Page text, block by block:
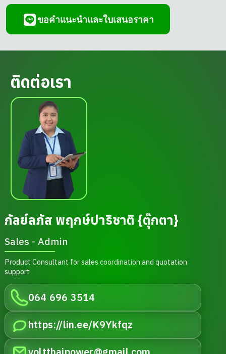
ขอคำแนะนำและใบเสนอราคา
ติดต่อเรา
กัลย์ลภัส พฤกษ์ปาริชาติ {ตุ๊กตา}
Sales - Admin
Product Consultant for sales coordination and quotation
support
064 696 3514
https://lin.ee/K9Ykfqz